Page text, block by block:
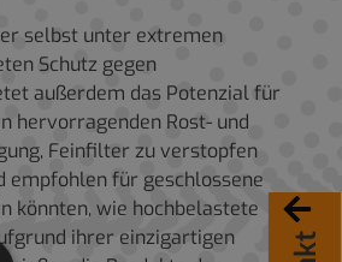
selbst unter extremen
Schutz gegen
außerdem das Potenzial für
hervorragenden Rost- und
Feinfilter zu verstopfen
empfohlen für geschlossene
könnten, wie hochbelastete
ihrer einzigartigen